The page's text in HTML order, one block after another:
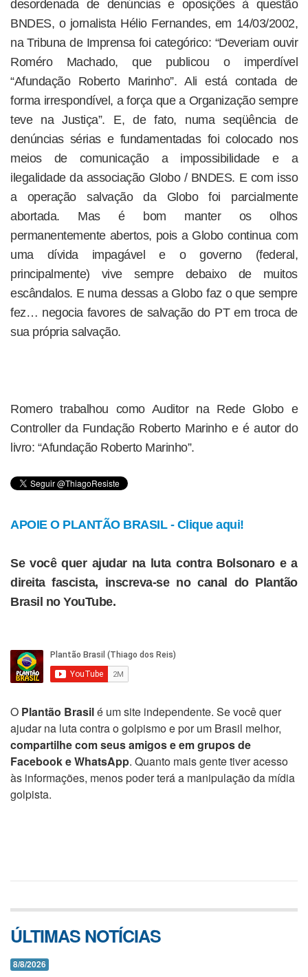
desordenada de denúncias e oposições à questão
BNDES, o jornalista Hélio Fernandes, em 14/03/2002,
na Tribuna de Imprensa foi categórico: “Deveriam ouvir
Roméro Machado, que publicou o imperdível
“Afundação Roberto Marinho”. Ali está contada de
forma irrespondível, a força que a Organização sempre
teve na Justiça”. E, de fato, numa seqüência de
denúncias sérias e fundamentadas foi colocado nos
meios de comunicação a impossibilidade e a
ilegalidade da associação Globo / BNDES. E com isso
a operação salvação da Globo foi parcialmente
abortada. Mas é bom manter os olhos
permanentemente abertos, pois a Globo continua com
uma dívida impagável e o governo (federal,
principalmente) vive sempre debaixo de muitos
escândalos. E numa dessas a Globo faz o que sempre
fez… negocia favores de salvação do PT em troca de
sua própria salvação.
Romero trabalhou como Auditor na Rede Globo e
Controller da Fundação Roberto Marinho e é autor do
livro: “Afundação Roberto Marinho”.
APOIE O PLANTÃO BRASIL - Clique aqui!
Se você quer ajudar na luta contra Bolsonaro e a
direita fascista, inscreva-se no canal do Plantão
Brasil no YouTube.
O Plantão Brasilé um site independente. Se você quer
ajudar na luta contra o golpismo e por um Brasil melhor,
compartilhe com seus amigos e em grupos de
Facebook e WhatsApp. Quanto mais gente tiver acesso
às informações, menos poder terá a manipulação da mídia
golpista.
ÚLTIMAS NOTÍCIAS
8/8/2026